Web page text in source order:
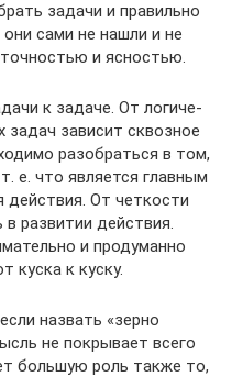
задачи и правильно
сами не нашли и не
и ясностью.
к задаче. От логиче­
задач зависит сквозное
разобраться в том,
е. что является главным
От четкости
развитии действия.
и продуманно
куска к куску.
назвать «зерно
не покрывает всего
большую роль также то,